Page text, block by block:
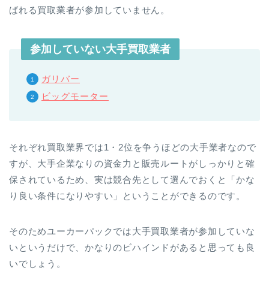
ばれる買取業者が参加していません。
参加していない大手買取業者
ガリバー
ビッグモーター
それぞれ買取業界では1・2位を争うほどの大手業者なので
すが、大手企業なりの資金力と販売ルートがしっかりと確
保されているため、実は競合先として選んでおくと「かな
り良い条件になりやすい」ということができるのです。
そのためユーカーパックでは大手買取業者が参加していな
いというだけで、かなりのビハインドがあると思っても良
いでしょう。